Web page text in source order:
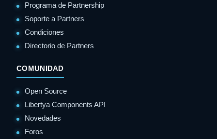
Programa de Partnership
Soporte a Partners
Condiciones
Directorio de Partners
COMUNIDAD
Open Source
Libertya Components API
Novedades
Foros